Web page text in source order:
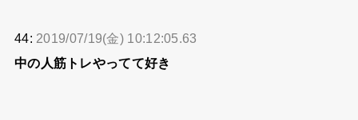
44: 2019/07/19(金) 10:12:05.63
中の人筋トレやってて好き